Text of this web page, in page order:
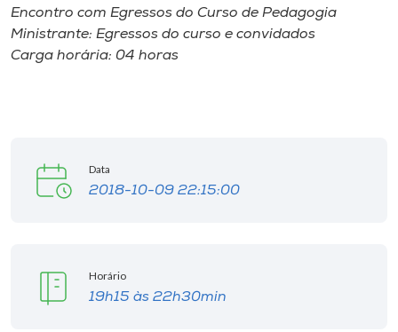
Encontro com Egressos do Curso de Pedagogia
Ministrante: Egressos do curso e convidados
Carga horária: 04 horas
Data
2018-10-09 22:15:00
Horário
19h15 às 22h30min